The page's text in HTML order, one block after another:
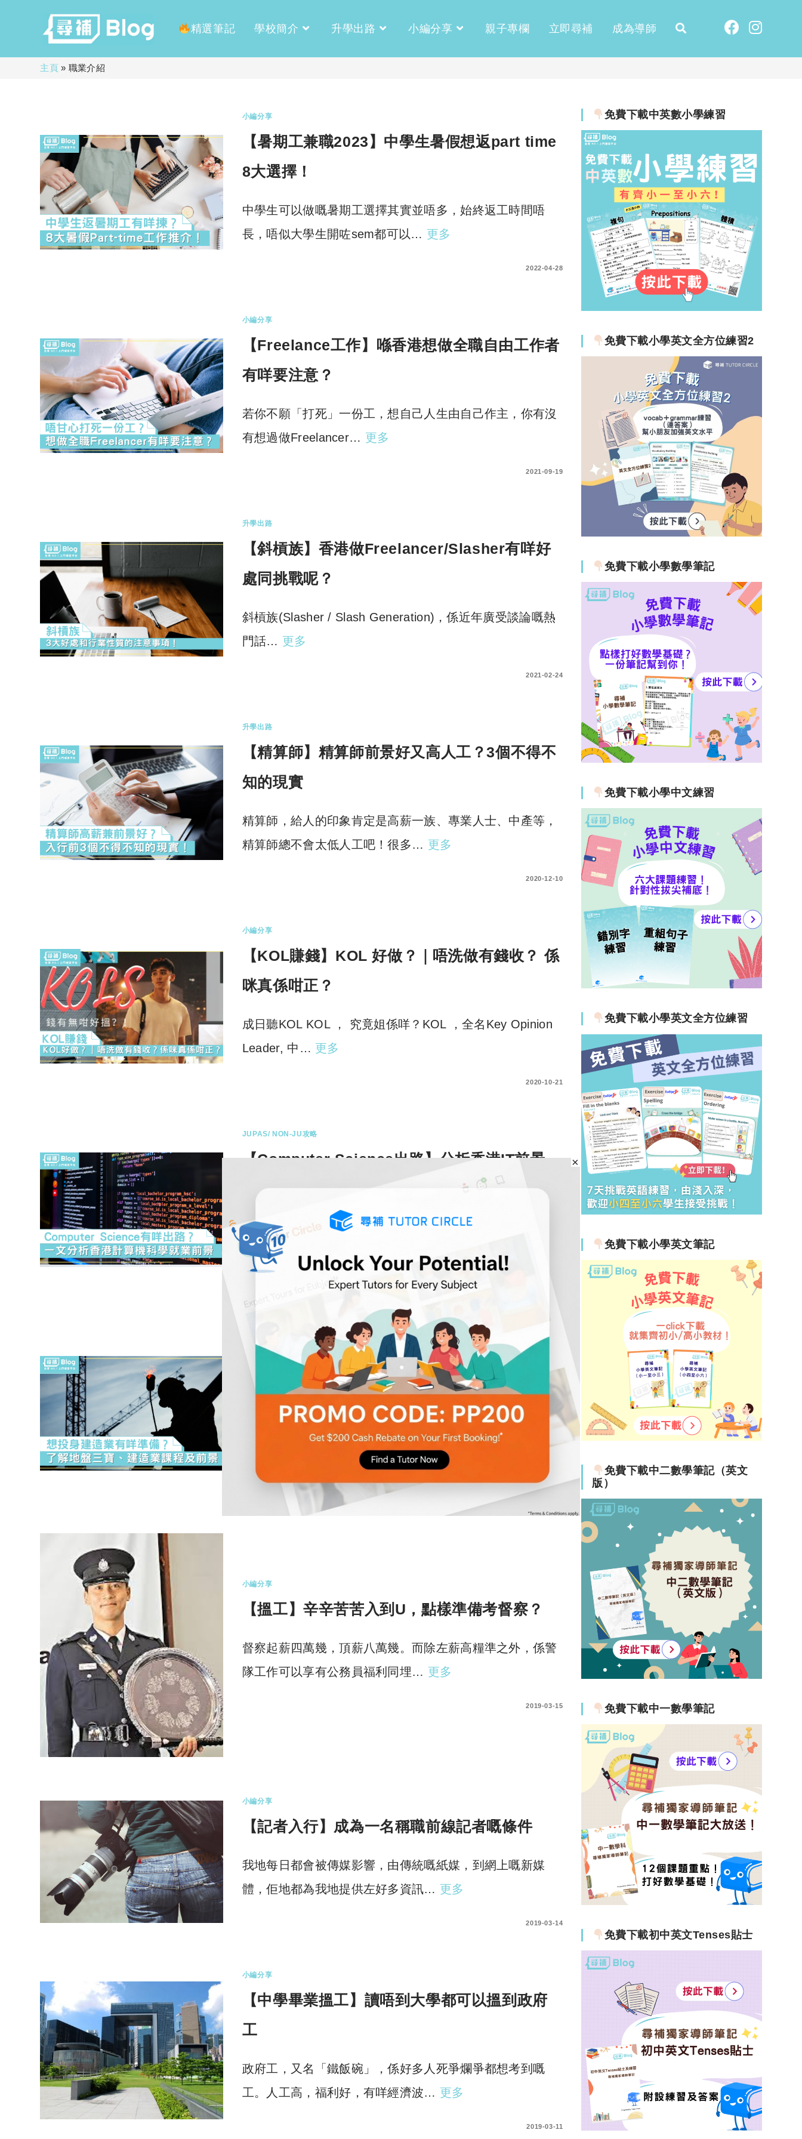
精選筆記 學校簡介 升學出路 小編分享 親子專欄 立即尋補 成為導師
主頁» 職業介紹
小編分享
【暑期工兼職2023】中學生暑假想返part time
8大選擇！
中學生可以做嘅暑期工選擇其實並唔多，始終返工時間唔
長，唔似大學生開咗sem都可以… 更多
2022-04-28
小編分享
【Freelance工作】喺香港想做全職自由工作者
有咩要注意？
若你不願「打死」一份工，想自己人生由自己作主，你有沒
有想過做Freelancer… 更多
2021-09-19
升學出路
【斜槓族】香港做Freelancer/Slasher有咩好
處同挑戰呢？
斜槓族(Slasher / Slash Generation)，係近年廣受談論嘅熱
門話… 更多
2021-02-24
升學出路
【精算師】精算師前景好又高人工？3個不得不
知的現實
精算師，給人的印象肯定是高薪一族、專業人士、中產等，
精算師總不會太低人工吧！很多… 更多
2020-12-10
小編分享
【KOL賺錢】KOL 好做？｜唔洗做有錢收？ 係
咪真係咁正？
成日聽KOL KOL ， 究竟姐係咩？KOL ，全名Key Opinion
Leader, 中… 更多
2020-10-21
JUPAS/ NON-JU攻略
【Computer Science出路】分析香港IT前景，
計算機科學5大工種
今天為大家介紹Computer Science出路，簡稱CS，電腦科
學或計算機科學…
【投身建造業】想投身建造業？首先要識地盤
三寶！
我們經常在廣告上看到「職安真漢子」，隨著社會發展，建
造業的前景和薪金比以前更理想…更多
0 COMMENTS 2019-03-19
小編分享
【搵工】辛辛苦苦入到U，點樣準備考督察？
督察起薪四萬幾，頂薪八萬幾。而除左薪高糧準之外，係警
隊工作可以享有公務員福利同埋… 更多
2019-03-15
小編分享
【記者入行】成為一名稱職前線記者嘅條件
我地每日都會被傳媒影響，由傳統嘅紙媒，到網上嘅新媒
體，佢地都為我地提供左好多資訊… 更多
2019-03-14
小編分享
【中學畢業搵工】讀唔到大學都可以搵到政府
工
政府工，又名「鐵飯碗」，係好多人死爭爛爭都想考到嘅
工。人工高，福利好，有咩經濟波… 更多
2019-03-11
免費下載中英數小學練習
免費下載小學英文全方位練習2
免費下載小學數學筆記
免費下載小學中文練習
免費下載小學英文全方位練習
免費下載小學英文筆記
免費下載中二數學筆記（英文
版）
免費下載中一數學筆記
免費下載初中英文Tenses貼士